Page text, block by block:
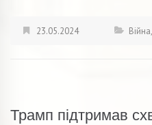
23.05.2024 Війна,
Трамп підтримав